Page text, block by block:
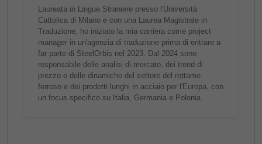
Laureata in Lingue Straniere presso l'Università
Cattolica di Milano e con una Laurea Magistrale in
Traduzione, ho iniziato la mia carriera come project
manager in un'agenzia di traduzione prima di entrare a
far parte di SteelOrbis nel 2023. Dal 2024 sono
responsabile delle analisi di mercato, dei trend di
prezzo e delle dinamiche del settore del rottame
ferroso e dei prodotti lunghi in acciaio per l'Europa, con
un focus specifico su Italia, Germania e Polonia.